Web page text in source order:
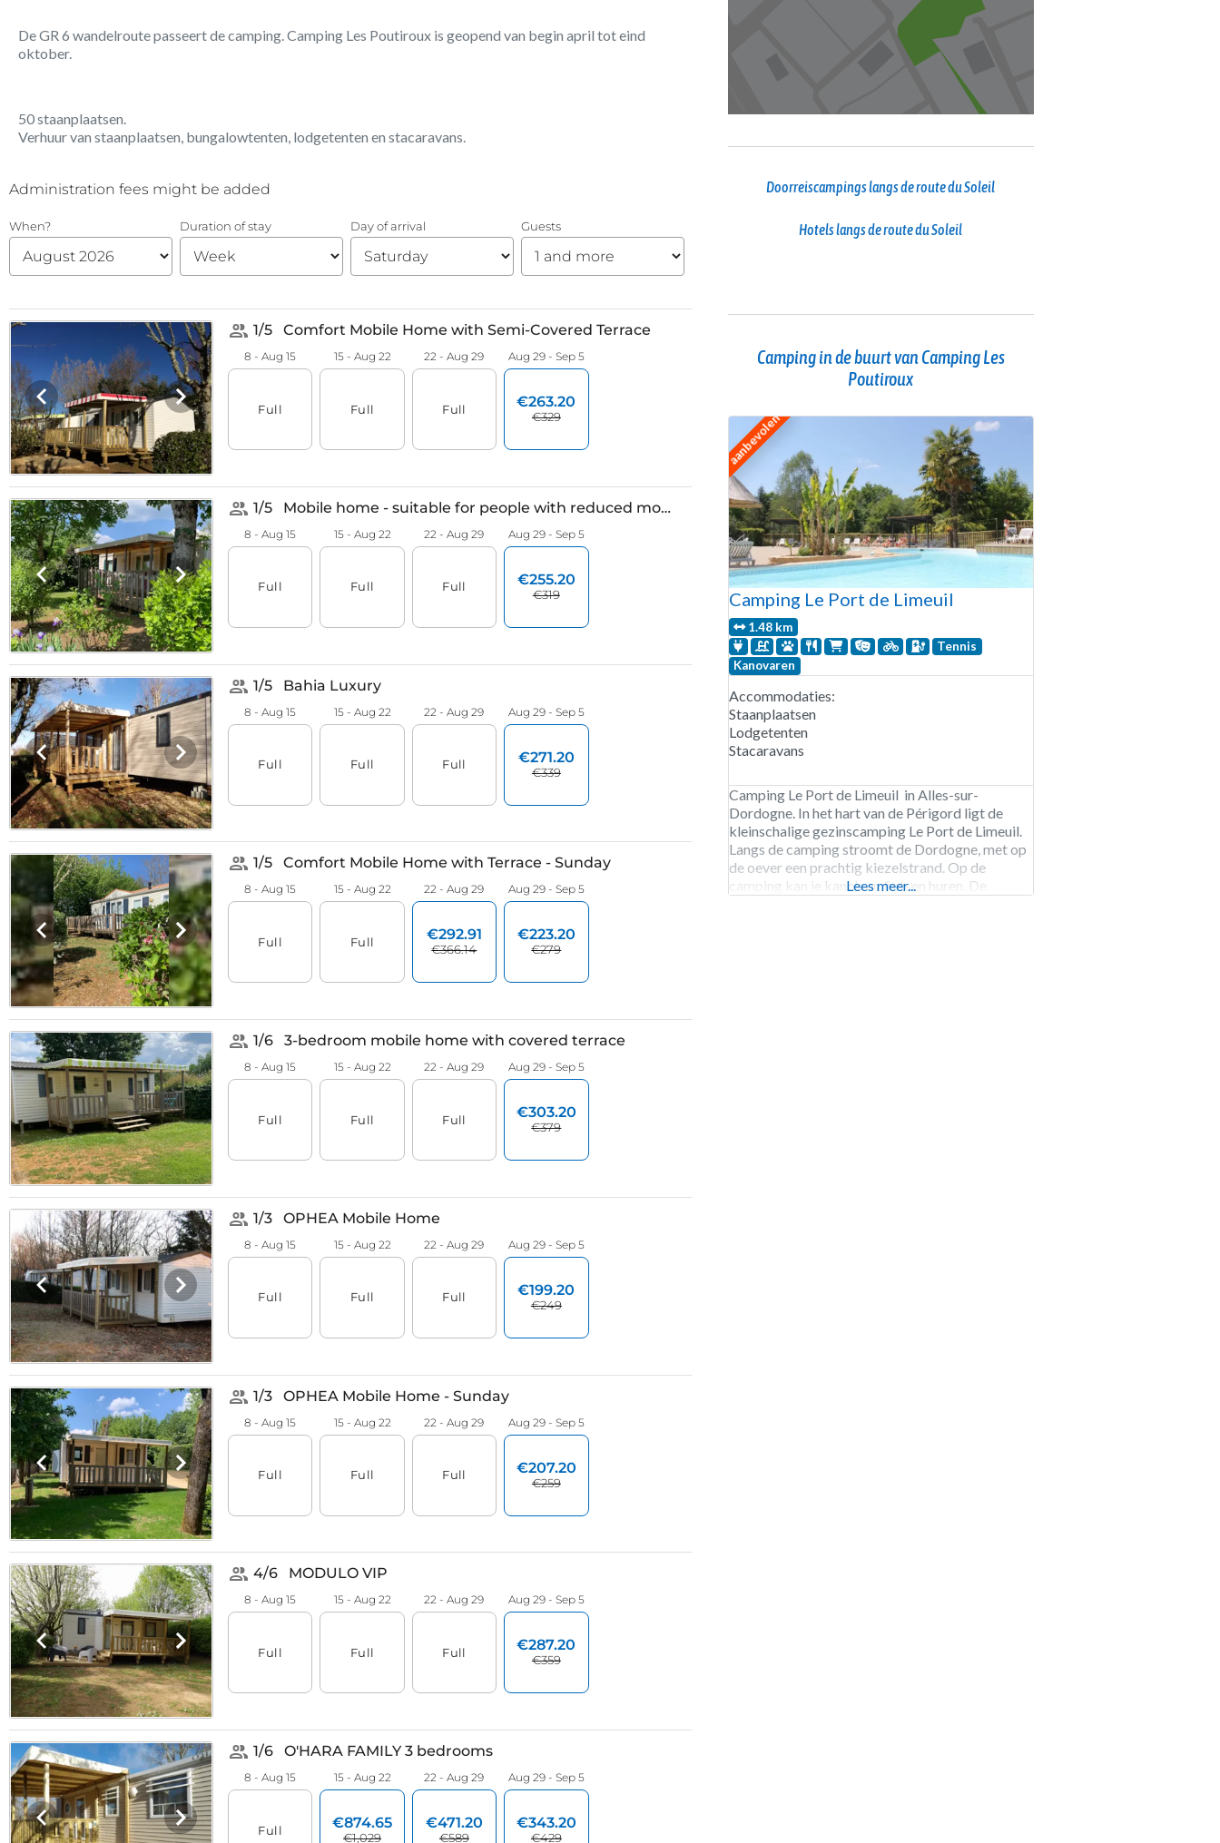
De GR 6 wandelroute passeert de camping. Camping Les Poutiroux is geopend van begin april tot eind
oktober.
50 staanplaatsen.
Verhuur van staanplaatsen, bungalowtenten, lodgetenten en stacaravans.
Doorreiscampings langs de route du Soleil
Hotels langs de route du Soleil
Camping in de buurt van Camping Les
Poutiroux
aanbevolen
Camping Le Port de Limeuil
1.48 km
Tennis
Kanovaren
Accommodaties:
Staanplaatsen
Lodgetenten
Stacaravans
Camping Le Port de Limeuil in Alles-sur-
Dordogne. In het hart van de Périgord ligt de
kleinschalige gezinscamping Le Port de Limeuil.
Langs de camping stroomt de Dordogne, met op
de oever een prachtig kiezelstrand. Op de
camping kan je kano’s en fietsen huren. De
Lees meer...